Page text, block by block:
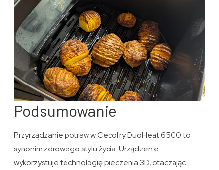
Podsumowanie
Przyrządzanie potraw w Cecofry DuoHeat 6500 to
synonim zdrowego stylu życia. Urządzenie
wykorzystuje technologię pieczenia 3D, otaczając